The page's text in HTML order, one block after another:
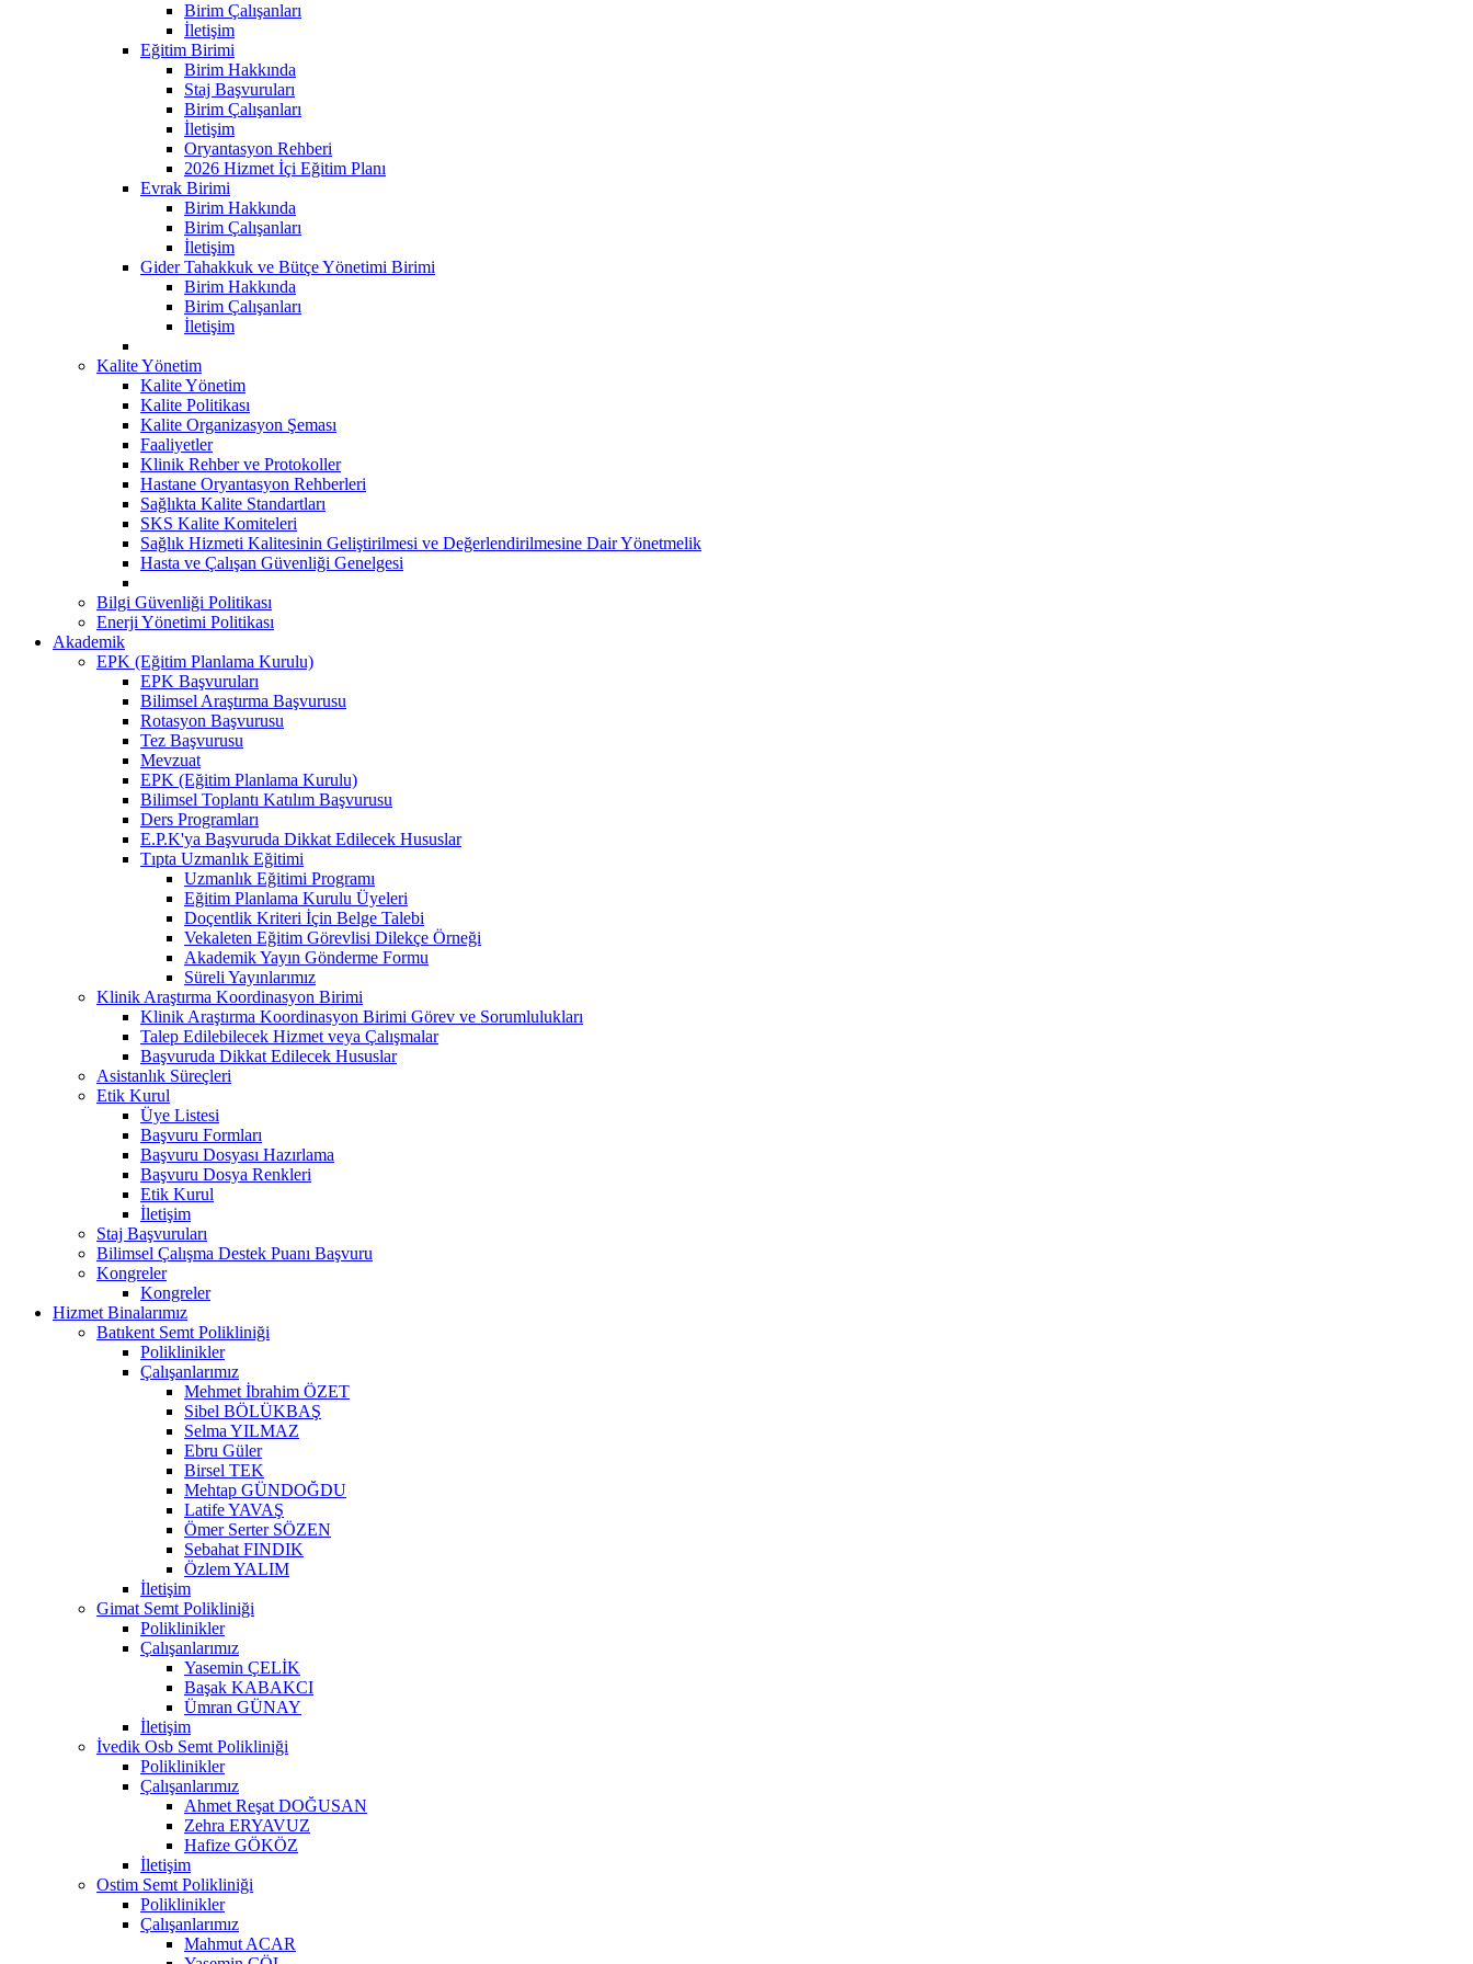
Birim Çalışanları
İletişim
Eğitim Birimi
Birim Hakkında
Staj Başvuruları
Birim Çalışanları
İletişim
Oryantasyon Rehberi
2026 Hizmet İçi Eğitim Planı
Evrak Birimi
Birim Hakkında
Birim Çalışanları
İletişim
Gider Tahakkuk ve Bütçe Yönetimi Birimi
Birim Hakkında
Birim Çalışanları
İletişim
Kalite Yönetim
Kalite Yönetim
Kalite Politikası
Kalite Organizasyon Şeması
Faaliyetler
Klinik Rehber ve Protokoller
Hastane Oryantasyon Rehberleri
Sağlıkta Kalite Standartları
SKS Kalite Komiteleri
Sağlık Hizmeti Kalitesinin Geliştirilmesi ve Değerlendirilmesine Dair Yönetmelik
Hasta ve Çalışan Güvenliği Genelgesi
Bilgi Güvenliği Politikası
Enerji Yönetimi Politikası
Akademik
EPK (Eğitim Planlama Kurulu)
EPK Başvuruları
Bilimsel Araştırma Başvurusu
Rotasyon Başvurusu
Tez Başvurusu
Mevzuat
EPK (Eğitim Planlama Kurulu)
Bilimsel Toplantı Katılım Başvurusu
Ders Programları
E.P.K'ya Başvuruda Dikkat Edilecek Hususlar
Tıpta Uzmanlık Eğitimi
Uzmanlık Eğitimi Programı
Eğitim Planlama Kurulu Üyeleri
Doçentlik Kriteri İçin Belge Talebi
Vekaleten Eğitim Görevlisi Dilekçe Örneği
Akademik Yayın Gönderme Formu
Süreli Yayınlarımız
Klinik Araştırma Koordinasyon Birimi
Klinik Araştırma Koordinasyon Birimi Görev ve Sorumlulukları
Talep Edilebilecek Hizmet veya Çalışmalar
Başvuruda Dikkat Edilecek Hususlar
Asistanlık Süreçleri
Etik Kurul
Üye Listesi
Başvuru Formları
Başvuru Dosyası Hazırlama
Başvuru Dosya Renkleri
Etik Kurul
İletişim
Staj Başvuruları
Bilimsel Çalışma Destek Puanı Başvuru
Kongreler
Kongreler
Hizmet Binalarımız
Batıkent Semt Polikliniği
Poliklinikler
Çalışanlarımız
Mehmet İbrahim ÖZET
Sibel BÖLÜKBAŞ
Selma YILMAZ
Ebru Güler
Birsel TEK
Mehtap GÜNDOĞDU
Latife YAVAŞ
Ömer Serter SÖZEN
Sebahat FINDIK
Özlem YALIM
İletişim
Gimat Semt Polikliniği
Poliklinikler
Çalışanlarımız
Yasemin ÇELİK
Başak KABAKCI
Ümran GÜNAY
İletişim
İvedik Osb Semt Polikliniği
Poliklinikler
Çalışanlarımız
Ahmet Reşat DOĞUSAN
Zehra ERYAVUZ
Hafize GÖKÖZ
İletişim
Ostim Semt Polikliniği
Poliklinikler
Çalışanlarımız
Mahmut ACAR